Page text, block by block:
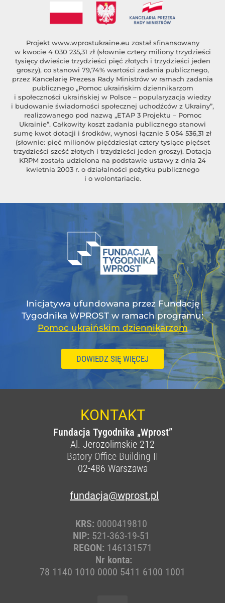
Projekt www.wprostukraine.eu został sfinansowany
w kwocie 4 030 235,31 zł (słownie cztery miliony trzydzieści
tysięcy dwieście trzydzieści pięć złotych i trzydzieści jeden
groszy), co stanowi 79,74% wartości zadania publicznego,
przez Kancelarię Prezesa Rady Ministrów w ramach zadania
publicznego „Pomoc ukraińskim dziennikarzom
i społeczności ukraińskiej w Polsce – popularyzacja wiedzy
i budowanie świadomości społecznej uchodźców z Ukrainy”,
realizowanego pod nazwą „ETAP 3 Projektu – Pomoc
Ukrainie”. Całkowity koszt zadania publicznego stanowi
sumę kwot dotacji i środków, wynosi łącznie 5 054 536,31 zł
(słownie: pięć milionów pięćdziesiąt cztery tysiące pięćset
trzydzieści sześć złotych i trzydzieści jeden groszy). Dotacja
KRPM została udzielona na podstawie ustawy z dnia 24
kwietnia 2003 r. o działalności pożytku publicznego
i o wolontariacie.
Inicjatywa ufundowana przez Fundację
Tygodnika WPROST w ramach programu:
Pomoc ukraińskim dziennikarzom
DOWIEDZ SIĘ WIĘCEJ
KONTAKT
Fundacja Tygodnika „Wprost”
Al. Jerozolimskie 212
Batory Office Building II
02-486 Warszawa
fundacja@wprost.pl
KRS: 0000419810
NIP: 521-363-19-51
REGON: 146131571
Nr konta:
78 1140 1010 0000 5411 6100 1001